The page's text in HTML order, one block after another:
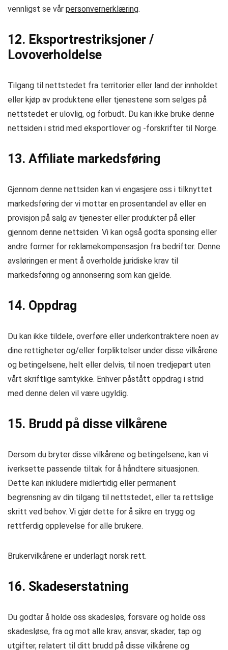
vennligst se vår personvernerklæring.
12. Eksportrestriksjoner /
Lovoverholdelse
Tilgang til nettstedet fra territorier eller land der innholdet
eller kjøp av produktene eller tjenestene som selges på
nettstedet er ulovlig, og forbudt. Du kan ikke bruke denne
nettsiden i strid med eksportlover og -forskrifter til Norge.
13. Affiliate markedsføring
Gjennom denne nettsiden kan vi engasjere oss i tilknyttet
markedsføring der vi mottar en prosentandel av eller en
provisjon på salg av tjenester eller produkter på eller
gjennom denne nettsiden. Vi kan også godta sponsing eller
andre former for reklamekompensasjon fra bedrifter. Denne
avsløringen er ment å overholde juridiske krav til
markedsføring og annonsering som kan gjelde.
14. Oppdrag
Du kan ikke tildele, overføre eller underkontraktere noen av
dine rettigheter og/eller forpliktelser under disse vilkårene
og betingelsene, helt eller delvis, til noen tredjepart uten
vårt skriftlige samtykke. Enhver påstått oppdrag i strid
med denne delen vil være ugyldig.
15. Brudd på disse vilkårene
Dersom du bryter disse vilkårene og betingelsene, kan vi
iverksette passende tiltak for å håndtere situasjonen.
Dette kan inkludere midlertidig eller permanent
begrensning av din tilgang til nettstedet, eller ta rettslige
skritt ved behov. Vi gjør dette for å sikre en trygg og
rettferdig opplevelse for alle brukere.
Brukervilkårene er underlagt norsk rett.
16. Skadeserstatning
Du godtar å holde oss skadesløs, forsvare og holde oss
skadesløse, fra og mot alle krav, ansvar, skader, tap og
utgifter, relatert til ditt brudd på disse vilkårene og